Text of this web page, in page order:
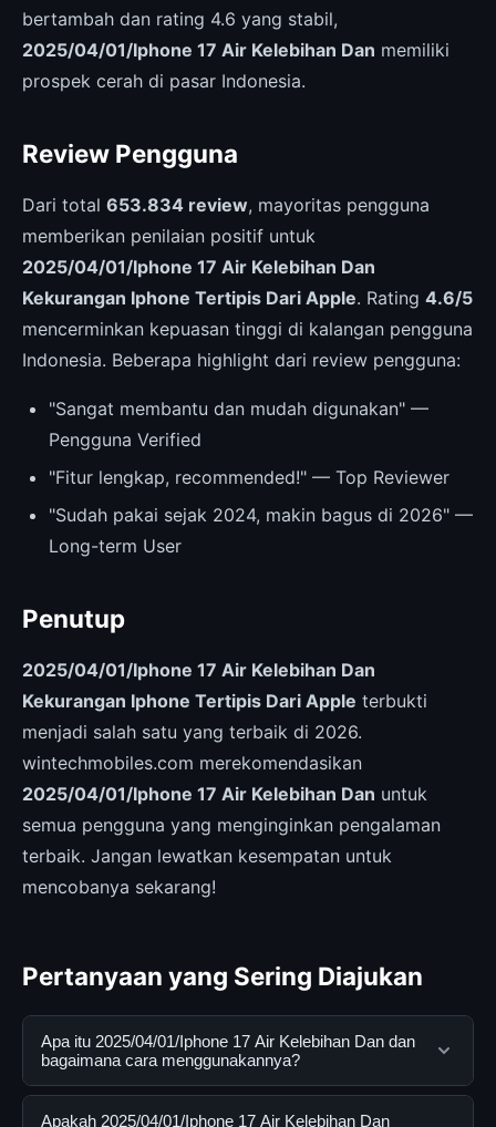
bertambah dan rating 4.6 yang stabil,
2025/04/01/Iphone 17 Air Kelebihan Dan memiliki
prospek cerah di pasar Indonesia.
Review Pengguna
Dari total 653.834 review, mayoritas pengguna
memberikan penilaian positif untuk
2025/04/01/Iphone 17 Air Kelebihan Dan
Kekurangan Iphone Tertipis Dari Apple. Rating 4.6/5
mencerminkan kepuasan tinggi di kalangan pengguna
Indonesia. Beberapa highlight dari review pengguna:
"Sangat membantu dan mudah digunakan" —
Pengguna Verified
"Fitur lengkap, recommended!" — Top Reviewer
"Sudah pakai sejak 2024, makin bagus di 2026" —
Long-term User
Penutup
2025/04/01/Iphone 17 Air Kelebihan Dan
Kekurangan Iphone Tertipis Dari Apple terbukti
menjadi salah satu yang terbaik di 2026.
wintechmobiles.com merekomendasikan
2025/04/01/Iphone 17 Air Kelebihan Dan untuk
semua pengguna yang menginginkan pengalaman
terbaik. Jangan lewatkan kesempatan untuk
mencobanya sekarang!
Pertanyaan yang Sering Diajukan
Apa itu 2025/04/01/Iphone 17 Air Kelebihan Dan dan
bagaimana cara menggunakannya?
2025/04/01/Iphone 17 Air Kelebihan Dan adalah
Apakah 2025/04/01/Iphone 17 Air Kelebihan Dan